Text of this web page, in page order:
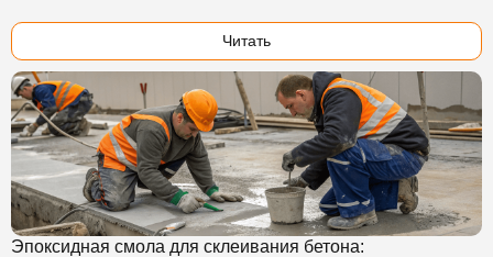
Читать
Эпоксидная смола для склеивания бетона: